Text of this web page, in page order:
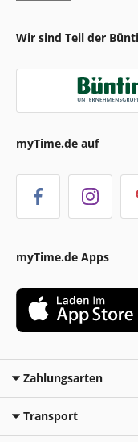
Wir sind Teil der
myTime.de auf
myTime.de Apps
Zahlungsarten
Transport